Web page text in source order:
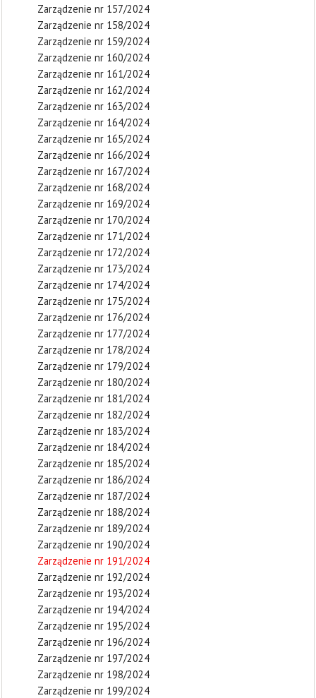
Zarządzenie nr 157/2024
Zarządzenie nr 158/2024
Zarządzenie nr 159/2024
Zarządzenie nr 160/2024
Zarządzenie nr 161/2024
Zarządzenie nr 162/2024
Zarządzenie nr 163/2024
Zarządzenie nr 164/2024
Zarządzenie nr 165/2024
Zarządzenie nr 166/2024
Zarządzenie nr 167/2024
Zarządzenie nr 168/2024
Zarządzenie nr 169/2024
Zarządzenie nr 170/2024
Zarządzenie nr 171/2024
Zarządzenie nr 172/2024
Zarządzenie nr 173/2024
Zarządzenie nr 174/2024
Zarządzenie nr 175/2024
Zarządzenie nr 176/2024
Zarządzenie nr 177/2024
Zarządzenie nr 178/2024
Zarządzenie nr 179/2024
Zarządzenie nr 180/2024
Zarządzenie nr 181/2024
Zarządzenie nr 182/2024
Zarządzenie nr 183/2024
Zarządzenie nr 184/2024
Zarządzenie nr 185/2024
Zarządzenie nr 186/2024
Zarządzenie nr 187/2024
Zarządzenie nr 188/2024
Zarządzenie nr 189/2024
Zarządzenie nr 190/2024
Zarządzenie nr 191/2024
Zarządzenie nr 192/2024
Zarządzenie nr 193/2024
Zarządzenie nr 194/2024
Zarządzenie nr 195/2024
Zarządzenie nr 196/2024
Zarządzenie nr 197/2024
Zarządzenie nr 198/2024
Zarządzenie nr 199/2024